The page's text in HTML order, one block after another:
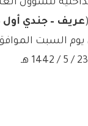
الداخلية للشؤون
عريف – جندي أول